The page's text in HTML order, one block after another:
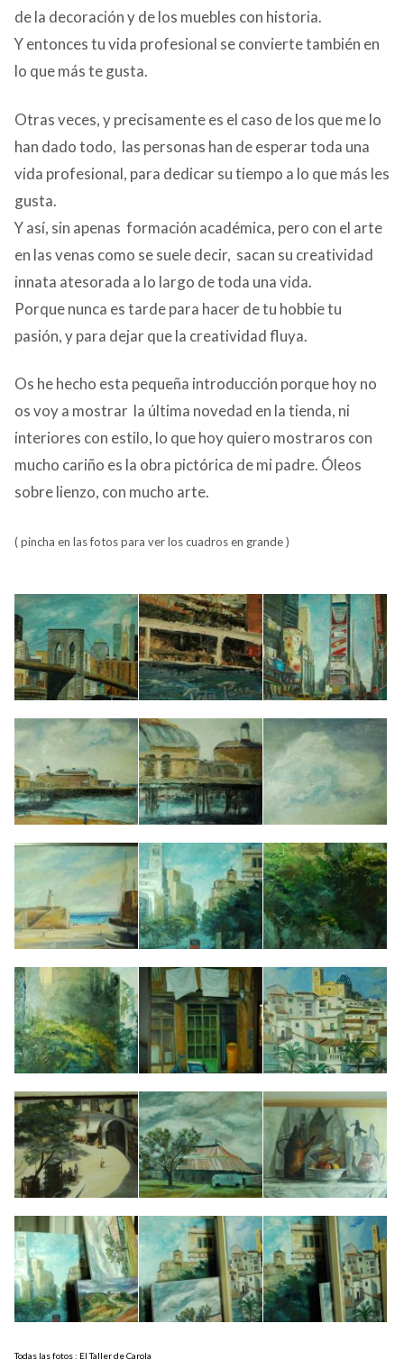
de la decoración y de los muebles con historia.
Y entonces tu vida profesional se convierte también en
lo que más te gusta.
Otras veces, y precisamente es el caso de los que me lo
han dado todo, las personas han de esperar toda una
vida profesional, para dedicar su tiempo a lo que más les
gusta.
Y así, sin apenas formación académica, pero con el arte
en las venas como se suele decir, sacan su creatividad
innata atesorada a lo largo de toda una vida.
Porque nunca es tarde para hacer de tu hobbie tu
pasión, y para dejar que la creatividad fluya.
Os he hecho esta pequeña introducción porque hoy no
os voy a mostrar la última novedad en la tienda, ni
interiores con estilo, lo que hoy quiero mostraros con
mucho cariño es la obra pictórica de mi padre. Óleos
sobre lienzo, con mucho arte.
( pincha en las fotos para ver los cuadros en grande )
Todas las fotos : El Taller de Carola